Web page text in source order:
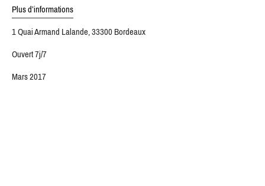
Plus d’informations
1 Quai Armand Lalande, 33300 Bordeaux
Ouvert 7j/7
Mars 2017